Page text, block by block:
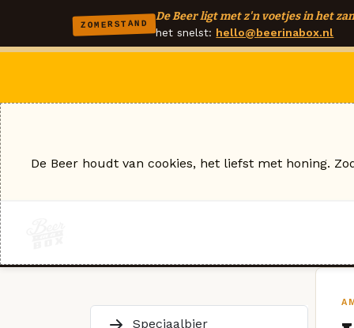
ZOMERSTAND
De Beer ligt met z'n voetjes in het
het snelst: hello@beerinabox.nl
Speciaalbier
De Beer houdt van cookies, het liefst met honing.